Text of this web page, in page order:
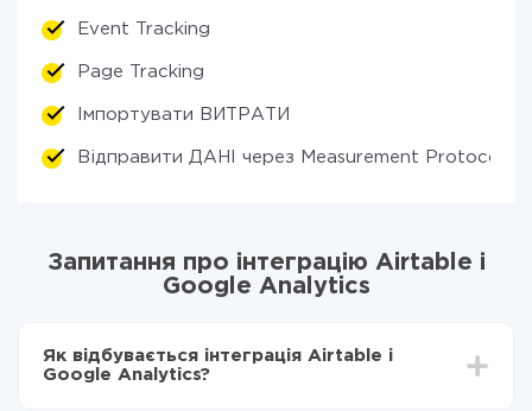
Event Tracking
Page Tracking
Імпортувати ВИТРАТИ
Відправити ДАНІ через Measurement Protocol
Запитання про інтеграцію Airtable і
Google Analytics
Як відбувається інтеграція Airtable і
Google Analytics?